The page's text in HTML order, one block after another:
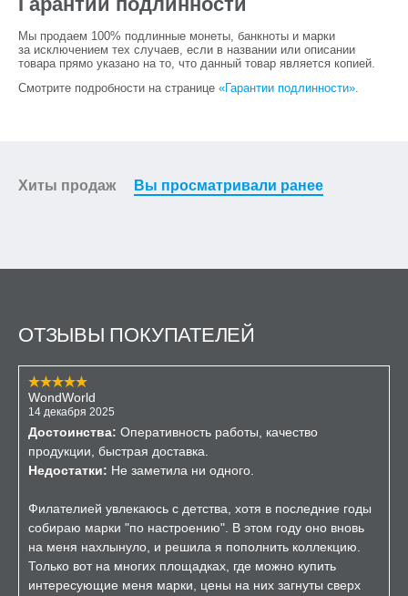
Мы продаем 100% подлинные монеты, банкноты и марки
за исключением тех случаев, если в названии или описании
товара прямо указано на то, что данный товар является копией.
Смотрите подробности на странице «Гарантии подлинности».
Хиты продаж Вы просматривали ранее
ОТЗЫВЫ ПОКУПАТЕЛЕЙ
WondWorld
14 декабря 2025
Достоинства: Оперативность работы, качество
продукции, быстрая доставка.
Недостатки: Не заметила ни одного.
Филателией увлекаюсь с детства, хотя в последние годы
собираю марки "по настроению". В этом году оно вновь
на меня нахлынуло, и решила я пополнить коллекцию.
Только вот на многих площадках, где можно купить
интересующие меня марки, цены на них загнуты сверх